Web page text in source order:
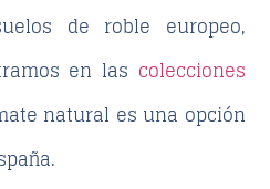
de roble europeo,
en las colecciones
natural es una opción